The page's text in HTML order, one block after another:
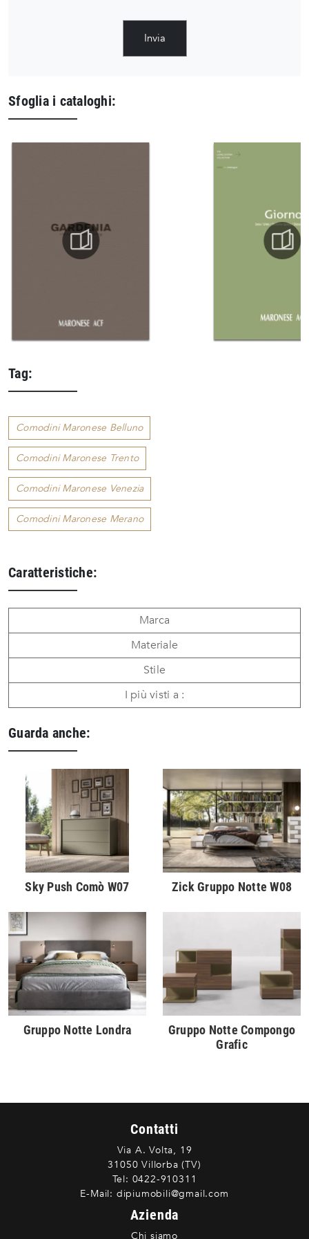
Invia
Sfoglia i cataloghi:
Tag:
Comodini Maronese Belluno
Comodini Maronese Trento
Comodini Maronese Venezia
Comodini Maronese Merano
Caratteristiche:
Marca
Materiale
Stile
I più visti a :
Guarda anche:
Sky Push Comò W07 Zick Gruppo Notte W08
Gruppo Notte Londra
Gruppo Notte Compongo
Grafic
Contatti
Via A. Volta, 19
31050 Villorba (TV)
Tel: 0422-910311
E-Mail: dipiumobili@gmail.com
Azienda
Chi siamo